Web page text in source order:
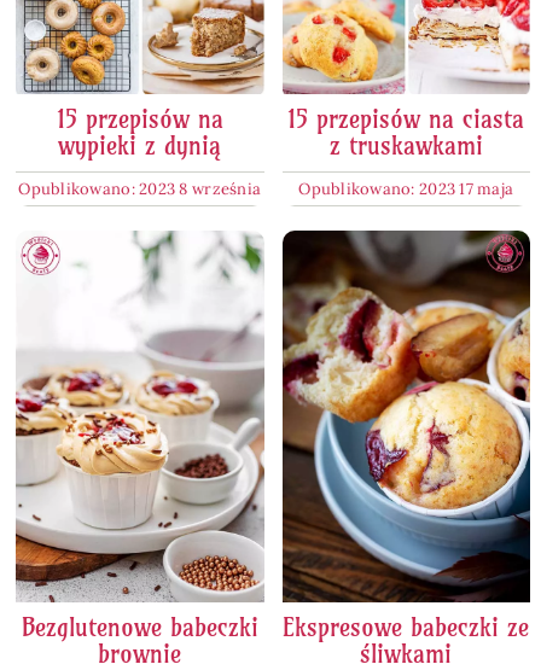
15 przepisów na
wypieki z dynią
Opublikowano: 2023 8 września
15 przepisów na ciasta
z truskawkami
Opublikowano: 2023 17 maja
Bezglutenowe babeczki
brownie
Ekspresowe babeczki ze
śliwkami